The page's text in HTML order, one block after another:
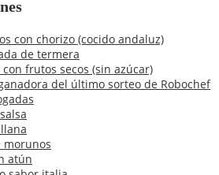
con chorizo (cocido andaluz)
de termera
frutos secos (sin azúcar)
del último sorteo de Robochef
morunos
atún